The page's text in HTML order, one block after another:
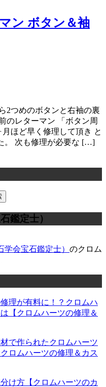
ン ボタン＆袖
2つめのボタンと右袖の裏
のレターマン 「ボタン周
ほど早く修理して頂き と
。 次も修理が必要な […]
鑑定士）
会宝石鑑定士） のクロム
理が有料に！？クロムハ
【クロムハーツの修理＆
で作られたクロムハーツ
ロムハーツの修理＆カス
け方【クロムハーツのカ